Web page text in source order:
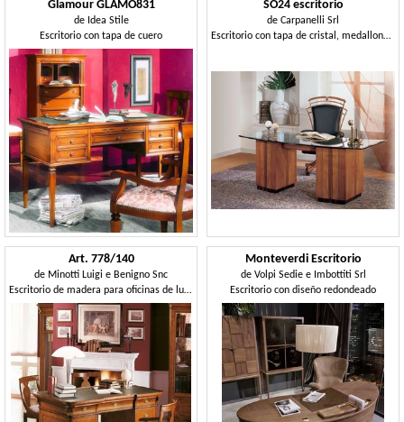
Glamour GLAMO831
de Idea Stile
Escritorio con tapa de cuero
SO24 escritorio
de Carpanelli Srl
Escritorio con tapa de cristal, medallones con incrustaciones en madera de cerezo
Art. 778/140
de Minotti Luigi e Benigno Snc
Escritorio de madera para oficinas de lujo, con incrustaciones
Monteverdi Escritorio
de Volpi Sedie e Imbottiti Srl
Escritorio con diseño redondeado